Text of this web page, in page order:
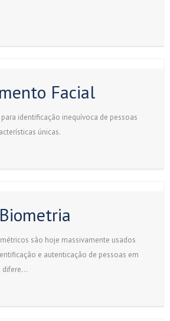
Facial
identificação inequívoca de pessoas
únicas.
são hoje massivamente usados
e autenticação de pessoas em
difere…